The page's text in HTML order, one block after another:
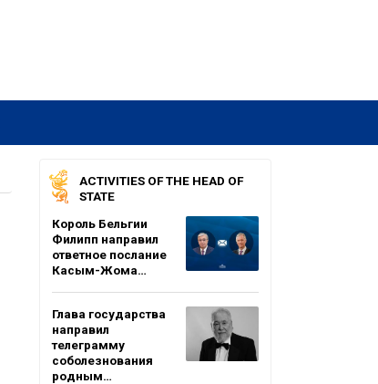
ACTIVITIES OF THE HEAD OF
STATE
Король Бельгии
Филипп направил
ответное послание
Касым-Жома…
Глава государства
направил
телеграмму
соболезнования
родным…